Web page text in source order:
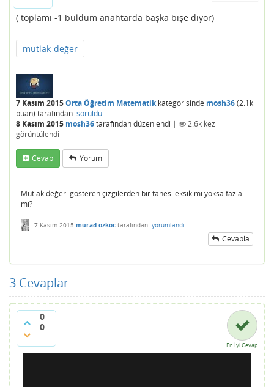
( toplamı -1 buldum anahtarda başka bişe diyor)
mutlak-değer
7 Kasım 2015Orta Öğretim Matematikkategorisinde mosh36(2.1k
puan) tarafından soruldu
8 Kasım 2015 mosh36tarafındandüzenlendi | 2.6k kez
görüntülendi
Cevap Yorum
Mutlak değeri gösteren çizgilerden bir tanesi eksik mi yoksa fazla
mı?
7 Kasım 2015 murad.ozkoc tarafından yorumlandı
Cevapla
3 Cevaplar
0
0
En İyi Cevap